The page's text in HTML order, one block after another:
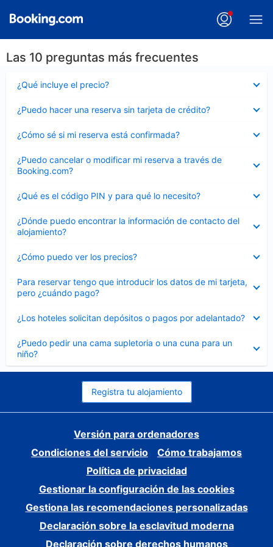
Las 10 preguntas más frecuentes
¿Qué incluye el precio?
cerrado
¿Puedo hacer una reserva sin tarjeta de crédito?
cerrado
¿Cómo sé si mi reserva está confirmada?
cerrado
¿Puedo cancelar o modificar mi reserva a través de
Booking.com?
cerrado
¿Qué es el código PIN y para qué lo necesito?
cerrado
¿Dónde puedo encontrar la información de contacto del
alojamiento?
cerrado
¿Cómo puedo ver los precios?
cerrado
Para reservar tengo que introducir los datos de mi tarjeta,
pero ¿cuándo pago?
cerrado
¿Los hoteles solicitan depósitos o pagos por adelantado?
cerrado
¿Puedo pedir una cama supletoria o una cuna para un
niño?
cerrado
Registra tu alojamiento
Versión para ordenadores
Condiciones del servicio
Cómo trabajamos
Política de privacidad
Gestionar la configuración de las cookies
Gestiona las recomendaciones personalizadas
Declaración sobre la esclavitud moderna
Declaración sobre derechos humanos